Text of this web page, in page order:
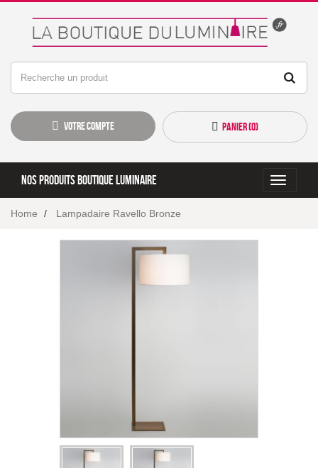
Votre compte Panier (0)
Toggle
Nos produits boutique luminaire
Home Lampadaire Ravello Bronze